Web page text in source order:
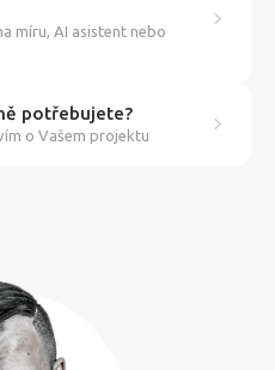
míru, AI asistent nebo
potřebujete?
o Vašem projektu